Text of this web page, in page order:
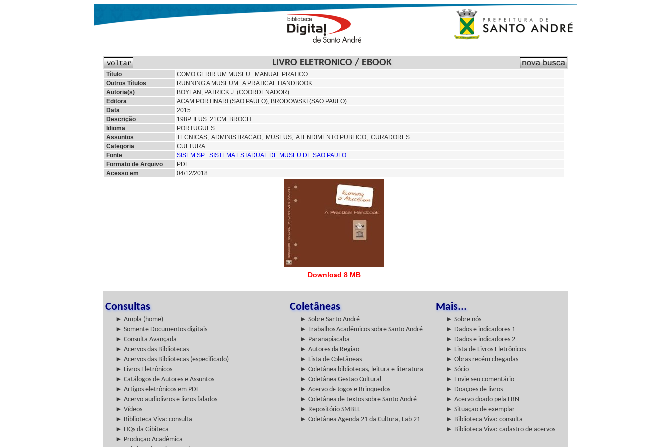
LIVRO ELETRONICO / EBOOK
Título
COMO GERIR UM MUSEU : MANUAL PRATICO
Outros Títulos
RUNNING A MUSEUM : A PRATICAL HANDBOOK
Autoria(s)
BOYLAN, PATRICK J. (COORDENADOR)
Editora
ACAM PORTINARI (SAO PAULO); BRODOWSKI (SAO PAULO)
Data
2015
Descrição
198P. ILUS. 21CM. BROCH.
Idioma
PORTUGUES
Assuntos
TECNICAS; ADMINISTRACAO; MUSEUS; ATENDIMENTO PUBLICO; CURADORES
Categoria
CULTURA
Fonte
SISEM SP : SISTEMA ESTADUAL DE MUSEU DE SAO PAULO
Formato de Arquivo
PDF
Acesso em
04/12/2018
Download 8 MB
Consultas Coletâneas Mais...
► Ampla (home) ► Sobre Santo André
► Sobre nós
► Somente Documentos digitais
► Trabalhos Acadêmicos sobre Santo André
► Dados e indicadores 1
► Consulta Avançada
► Paranapiacaba
► Dados e indicadores 2
► Acervos das Bibliotecas
► Autores da Região
► Lista de Livros Eletrônicos
► Acervos das Bibliotecas (especificado)
► Lista de Coletâneas
► Obras recém chegadas
► Livros Eletrônicos
► Coletânea bibliotecas, leitura e literatura
► Sócio
► Catálogos de Autores e Assuntos
► Coletânea Gestão Cultural
► Envie seu comentário
► Artigos eletrônicos em PDF
► Acervo de Jogos e Brinquedos
► Doações de livros
► Acervo audiolivros e livros falados
► Coletânea de textos sobre Santo André
► Acervo doado pela FBN
► Vídeos
► Repositório SMBLL
► Situação de exemplar
► Biblioteca Viva: consulta
► Coletânea Agenda 21 da Cultura, Lab 21
► Biblioteca Viva: consulta
► HQs da Gibiteca
► Biblioteca Viva: cadastro de acervos
► Produção Acadêmica